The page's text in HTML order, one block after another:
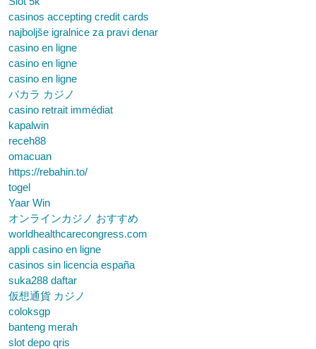
casinos accepting credit cards
najboljše igralnice za pravi denar
casino en ligne
casino en ligne
casino en ligne
バカラ カジノ
casino retrait immédiat
kapalwin
receh88
omacuan
https://rebahin.to/
togel
Yaar Win
オンラインカジノ おすすめ
worldhealthcarecongress.com
appli casino en ligne
casinos sin licencia españa
suka288 daftar
仮想通貨 カジノ
coloksgp
banteng merah
slot depo qris